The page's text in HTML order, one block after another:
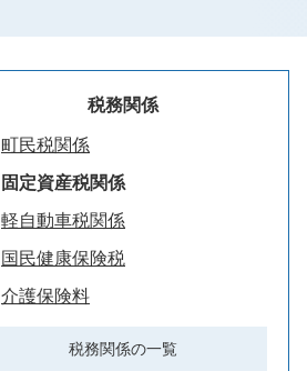
税務関係
町民税関係
固定資産税関係
軽自動車税関係
国民健康保険税
介護保険料
税務関係の一覧